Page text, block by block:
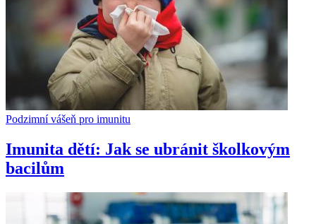
Podzimní vášeň pro imunitu
Imunita dětí: Jak se ubránit školkovým
bacilům